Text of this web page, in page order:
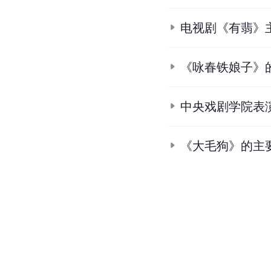
电视剧《有翡》
《咏春铁娘子
中央戏剧学院表
《大毛狗》的主